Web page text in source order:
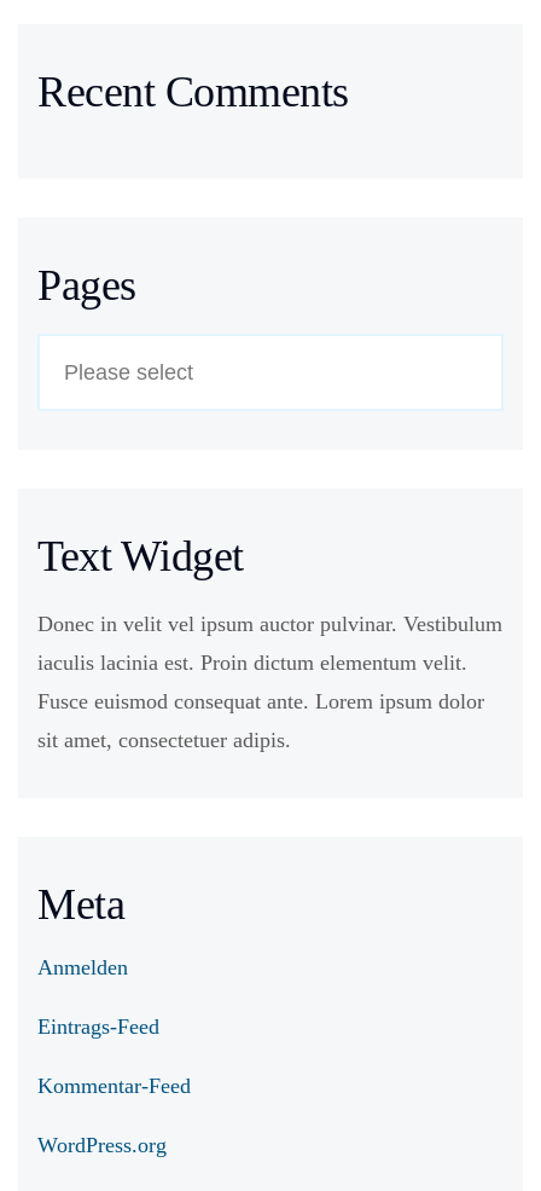
Recent Comments
Pages
Text Widget
Donec in velit vel ipsum auctor pulvinar. Vestibulum
iaculis lacinia est. Proin dictum elementum velit.
Fusce euismod consequat ante. Lorem ipsum dolor
sit amet, consectetuer adipis.
Meta
Anmelden
Eintrags-Feed
Kommentar-Feed
WordPress.org